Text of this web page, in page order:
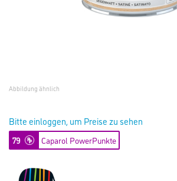
Abbildung ähnlich
Bitte einloggen, um Preise zu sehen
79 Caparol PowerPunkte